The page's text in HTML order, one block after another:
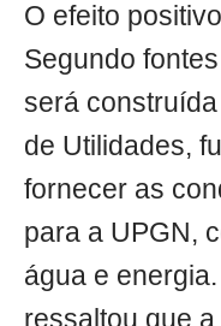
O efeito
Segundo
será
de Utilidades,
fornecer as
para a UPGN,
água e
ressaltou que